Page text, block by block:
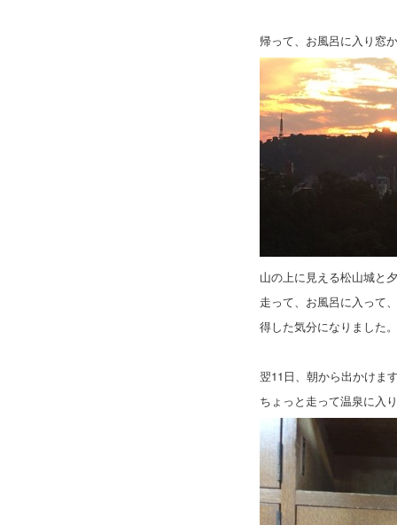
帰って、お風呂に入り窓
山の上に見える松山城と
走って、お風呂に入って
得した気分になりました。
翌11日、朝から出かけま
ちょっと走って温泉に入